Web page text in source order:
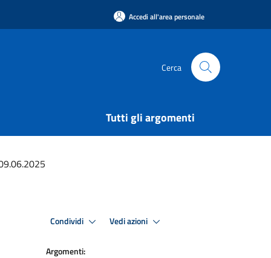
Accedi all'area personale
Cerca
Tutti gli argomenti
Condividi Vedi azioni
Argomenti: